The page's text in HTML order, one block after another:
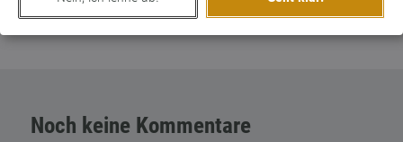
am 31. August 2016
Noch keine Kommentare